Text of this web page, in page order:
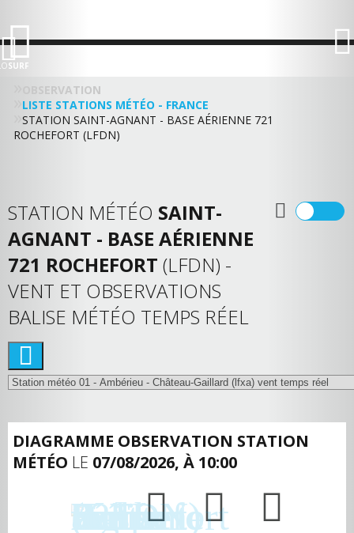
SURF
OBSERVATION
LISTE STATIONS MÉTÉO - FRANCE
STATION SAINT-AGNANT - BASE AÉRIENNE 721
ROCHEFORT (LFDN)
STATION MÉTÉO SAINT-
AGNANT - BASE AÉRIENNE
721 ROCHEFORT (LFDN) -
VENT ET OBSERVATIONS
BALISE MÉTÉO TEMPS RÉEL
DIAGRAMME OBSERVATION STATION
MÉTÉO LE 07/08/2026, À 10:00